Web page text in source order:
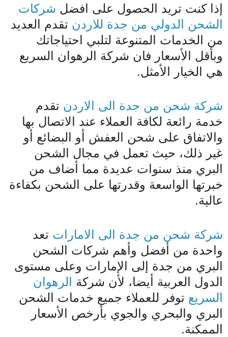
إذا كنت تريد الحصول على افضل شركات
الشحن الدولي من جدة للاردن تقدم العديد
من الخدمات المتنوعة لتلبي احتياجاتك
وبأقل الأسعار فان شركة الرهوان السريع
هي الخيار الأمثل.
شركة شحن من جدة الى الاردن تقدم
خدمة رائعة لكافة العملاء عند الاتصال بها
والاتفاق على شحن العفش أو البضائع أو
غير ذلك، حيث تعمل في مجال الشحن
البري منذ سنوات عديدة مما أضاف من
خبرتها الواسعة وقدرتها على الشحن بكفاءة
عالية.
شركة شحن من جدة الى الامارات تعد
واحدة من أفضل وأهم شركات الشحن
البري من جدة إلى الإمارات وعلى مستوى
الدول العربية أيضا، لأن شركة الرهوان
السريع توفر للعملاء جميع خدمات الشحن
البري والبحري والجوي بأرخص الأسعار
الممكنة.